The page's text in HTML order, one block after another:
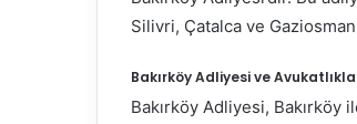
Silivri, Çatalca ve
Bakırköy Adliyesi ve
Bakırköy Adliyesi, Bakırköy